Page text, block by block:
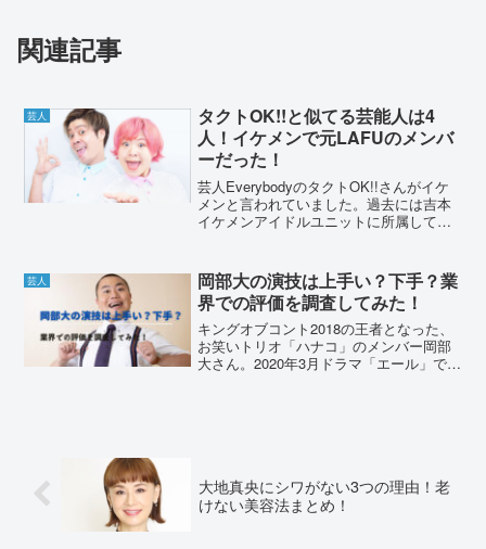
関連記事
芸人
タクトOK!!と似てる芸能人は4
人！イケメンで元LAFUのメンバ
ーだった！
芸人EverybodyのタクトOK!!さんがイケ
メンと言われていました。過去には吉本
イケメンアイドルユニットに所属してい
した。タクトOK!!と似てる芸能人は4人！
男...
芸人
岡部大の演技は上手い？下手？業
界での評価を調査してみた！
キングオブコント2018の王者となった、
お笑いトリオ「ハナコ」のメンバー岡部
大さん。2020年3月ドラマ「エール」での
大地真央にシワがない3つの理由！老
けない美容法まとめ！